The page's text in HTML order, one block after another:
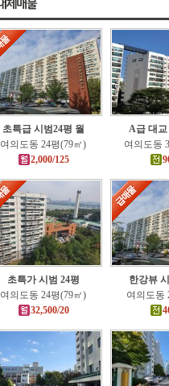
초특급 시범24평 월
여의도동 24평(79㎡)
2,000/125
A급 대교
여의도동
초특가 시범 24평
여의도동 24평(79㎡)
32,500/20
한강뷰
여의도동